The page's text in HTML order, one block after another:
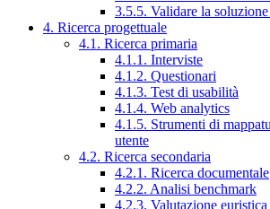
3.5.5. Validare la soluzione
4. Ricerca progettuale
4.1. Ricerca primaria
4.1.1. Interviste
4.1.2. Questionari
4.1.3. Test di usabilità
4.1.4. Web analytics
4.1.5. Strumenti di
utente
4.2. Ricerca secondaria
4.2.1. Ricerca documentale
4.2.2. Analisi benchmark
4.2.3. Valutazione euristica